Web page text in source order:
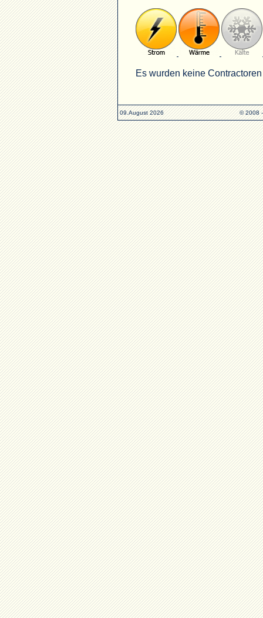
Es wurden keine
09.August 2026 © 2008